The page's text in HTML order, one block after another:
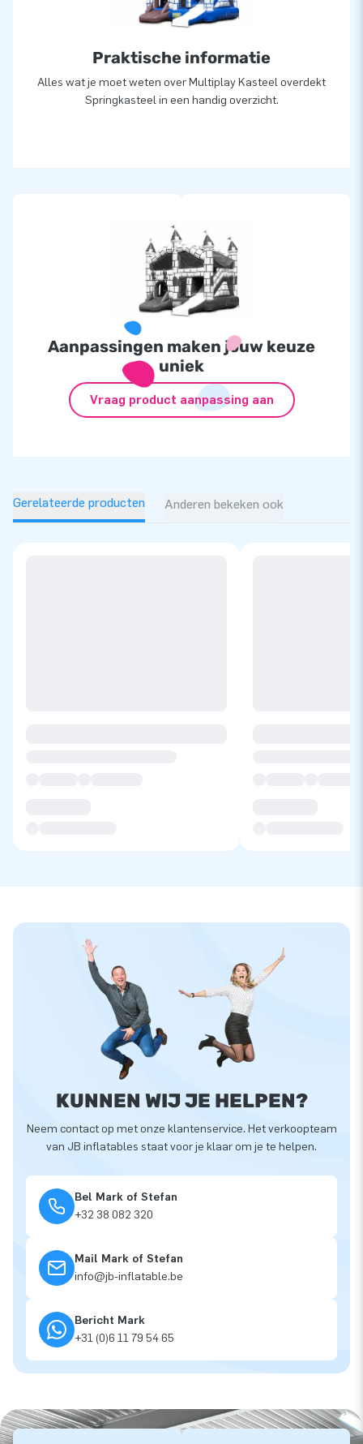
Praktische informatie
Alles wat je moet weten over Multiplay Kasteel overdekt
Springkasteel in een handig overzicht.
Aanpassingen maken jouw keuze
uniek
Vraag product aanpassing aan
Gerelateerde producten Anderen bekeken ook
KUNNEN WIJ JE HELPEN?
Neem contact op met onze klantenservice. Het verkoopteam
van JB inflatables staat voor je klaar om je te helpen.
Bel Mark of Stefan
+32 38 082 320
Mail Mark of Stefan
info@jb-inflatable.be
Bericht Mark
+31 (0)6 11 79 54 65